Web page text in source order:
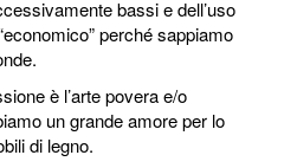
bassi e dell’uso
perché sappiamo
è l’arte povera e/o
un grande amore per lo
di legno.